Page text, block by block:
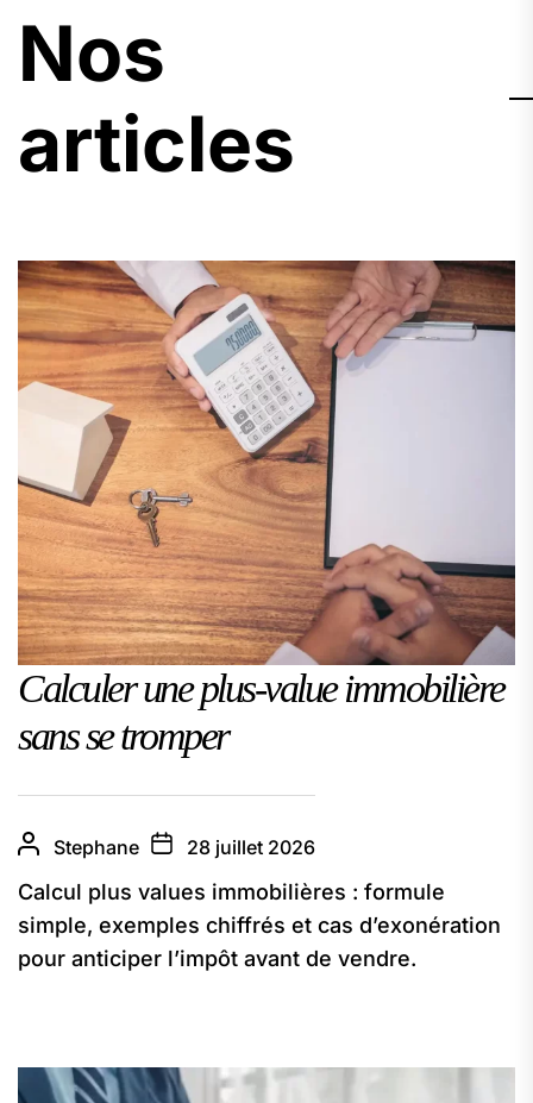
Nos
articles
Calculer une plus-value immobilière
sans se tromper
Stephane 28 juillet 2026
Calcul plus values immobilières : formule
simple, exemples chiffrés et cas d’exonération
pour anticiper l’impôt avant de vendre.